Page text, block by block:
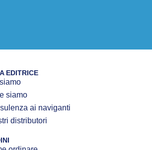
EDITRICE
siamo
ai naviganti
distributori